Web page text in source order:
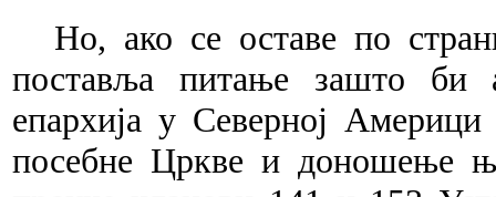
Но, ако се оставе по
поставља питање зашто би
епархија у Северној
посебне Цркве и доношење